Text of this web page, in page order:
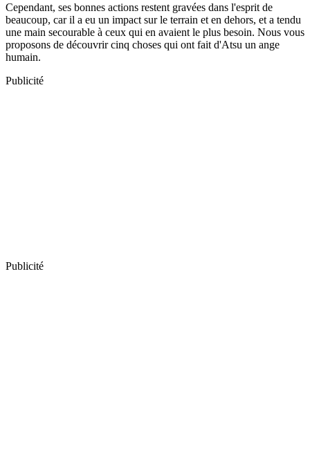
Cependant, ses bonnes actions restent gravées dans l'esprit de
beaucoup, car il a eu un impact sur le terrain et en dehors, et a tendu
une main secourable à ceux qui en avaient le plus besoin. Nous vous
proposons de découvrir cinq choses qui ont fait d'Atsu un ange
humain.
Publicité
Publicité